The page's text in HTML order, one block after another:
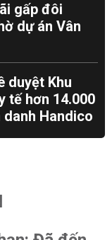
gấp đôi
dự án Vân
duyệt Khu
tế hơn 14.000
Handico